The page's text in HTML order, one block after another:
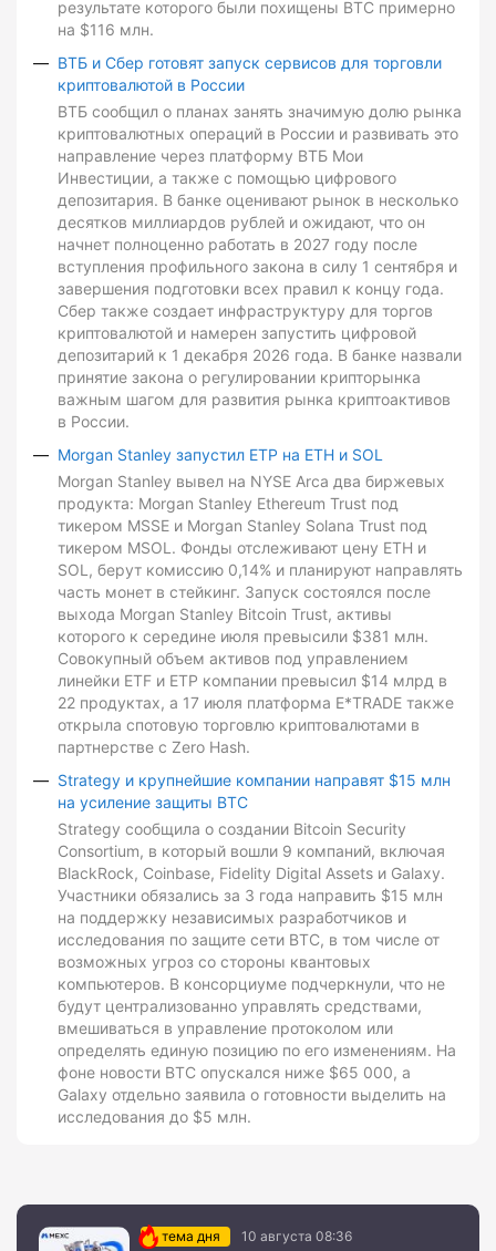
результате которого были похищены BTC примерно
на $116 млн.
ВТБ и Сбер готовят запуск сервисов для торговли
криптовалютой в России
ВТБ сообщил о планах занять значимую долю рынка
криптовалютных операций в России и развивать это
направление через платформу ВТБ Мои
Инвестиции, а также с помощью цифрового
депозитария. В банке оценивают рынок в несколько
десятков миллиардов рублей и ожидают, что он
начнет полноценно работать в 2027 году после
вступления профильного закона в силу 1 сентября и
завершения подготовки всех правил к концу года.
Сбер также создает инфраструктуру для торгов
криптовалютой и намерен запустить цифровой
депозитарий к 1 декабря 2026 года. В банке назвали
принятие закона о регулировании крипторынка
важным шагом для развития рынка криптоактивов
в России.
Morgan Stanley запустил ETP на ETH и SOL
Morgan Stanley вывел на NYSE Arca два биржевых
продукта: Morgan Stanley Ethereum Trust под
тикером MSSE и Morgan Stanley Solana Trust под
тикером MSOL. Фонды отслеживают цену ETH и
SOL, берут комиссию 0,14% и планируют направлять
часть монет в стейкинг. Запуск состоялся после
выхода Morgan Stanley Bitcoin Trust, активы
которого к середине июля превысили $381 млн.
Совокупный объем активов под управлением
линейки ETF и ETP компании превысил $14 млрд в
22 продуктах, а 17 июля платформа E*TRADE также
открыла спотовую торговлю криптовалютами в
партнерстве с Zero Hash.
Strategy и крупнейшие компании направят $15 млн
на усиление защиты BTC
Strategy сообщила о создании Bitcoin Security
Consortium, в который вошли 9 компаний, включая
BlackRock, Coinbase, Fidelity Digital Assets и Galaxy.
Участники обязались за 3 года направить $15 млн
на поддержку независимых разработчиков и
исследования по защите сети BTC, в том числе от
возможных угроз со стороны квантовых
компьютеров. В консорциуме подчеркнули, что не
будут централизованно управлять средствами,
вмешиваться в управление протоколом или
определять единую позицию по его изменениям. На
фоне новости BTC опускался ниже $65 000, а
Galaxy отдельно заявила о готовности выделить на
исследования до $5 млн.
тема дня 10 августа 08:36